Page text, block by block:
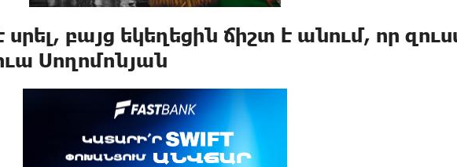
բայց եկեղեցին ճիշտ է անում, որ
Սողոմոնյան